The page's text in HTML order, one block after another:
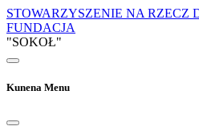
STOWARZYSZENIE NA RZECZ
FUNDACJA
"SOKOŁ"
Kunena Menu